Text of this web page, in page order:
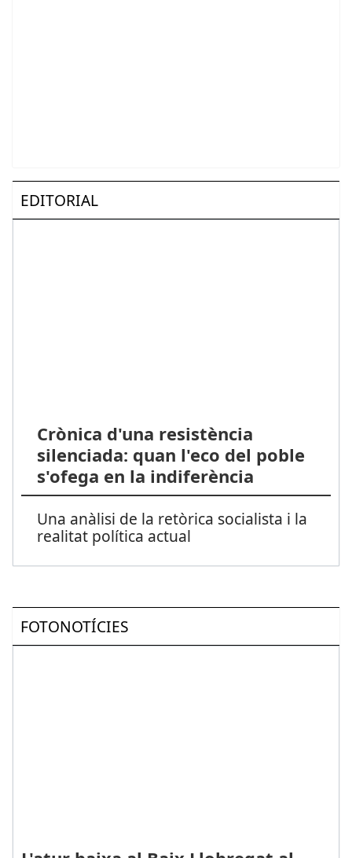
EDITORIAL
Crònica d'una resistència
silenciada: quan l'eco del poble
s'ofega en la indiferència
Una anàlisi de la retòrica socialista i la
realitat política actual
FOTONOTÍCIES